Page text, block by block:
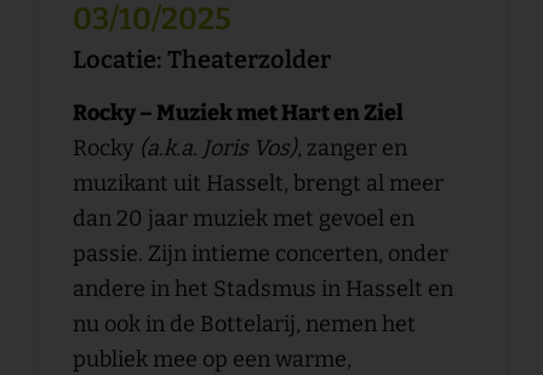
03/10/2025
Locatie: Theaterzolder
Rocky – Muziek met Hart en Ziel
Rocky (a.k.a. Joris Vos), zanger en
muzikant uit Hasselt, brengt al meer
dan 20 jaar muziek met gevoel en
passie. Zijn intieme concerten, onder
andere in het Stadsmus in Hasselt en
nu ook in de Bottelarij, nemen het
publiek mee op een warme,